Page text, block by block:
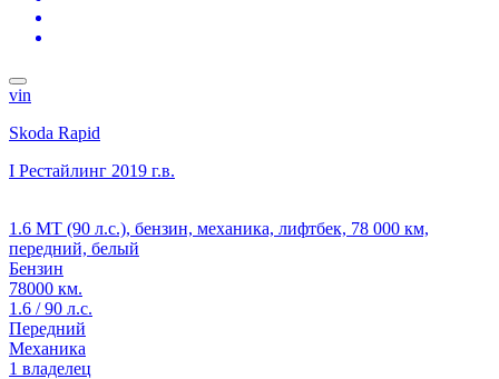
vin
Skoda Rapid
I Рестайлинг 2019 г.в.
1.6 MT (90 л.с.), бензин, механика, лифтбек, 78 000 км,
передний, белый
Бензин
78000 км.
1.6 / 90 л.с.
Передний
Механика
1 владелец